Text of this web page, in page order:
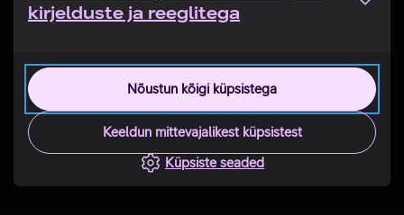
kirjelduste ja reeglitega
Nõustun kõigi küpsistega
Keeldun mittevajalikest küpsistest
Küpsiste seaded